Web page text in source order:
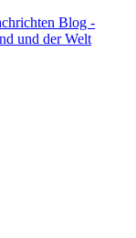
Blog -
und der Welt